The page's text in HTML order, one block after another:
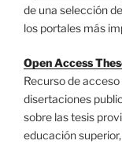
de una selección
los portales más
Open Access
Recurso de
disertaciones
sobre las tesis
educación